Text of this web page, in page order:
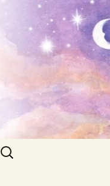
Szukaj: